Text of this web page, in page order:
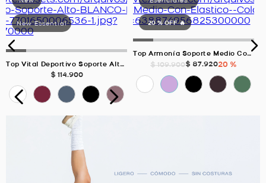
Top Vital Deportivo Soporte Alto, Color BLANCO Para Mujer
$ 114.900
20 % OFF 🔥
Top Armonía Soporte Medio Con Elástico, Color Verde Laurel Para Mujer
$ 109.900$ 87.92020 %